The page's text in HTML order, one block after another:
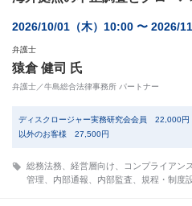
2026/10/01（木）10:00 〜 2026/
弁護士
猿倉 健司 氏
弁護士／牛島総合法律事務所 パートナー
ディスクロージャー実務研究会会員 22,000
以外のお客様 27,500円
総務法務 経営層向け コンプライアンス
管理
内部通報 内部監査 規程・制度